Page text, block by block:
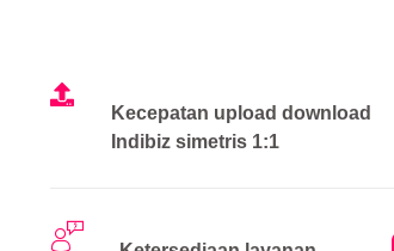
Kecepatan upload download
Indibiz simetris 1:1